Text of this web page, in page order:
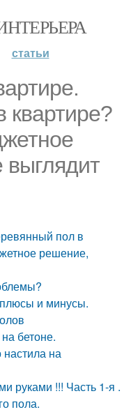
статьи
квартире?
выглядит
пол в
решение,
и минусы.
бетоне.
настила на
руками !!! Часть 1-я .
пола.